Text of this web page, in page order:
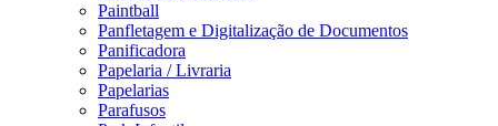
Paintball
Panfletagem e Digitalização de Documentos
Panificadora
Papelaria / Livraria
Papelarias
Parafusos